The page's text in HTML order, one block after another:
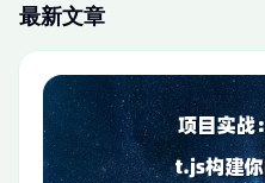
最新文章